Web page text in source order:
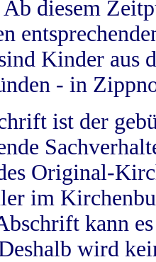
diesem
Kinder aus
- in
ist der
Original-
im
kann
wird